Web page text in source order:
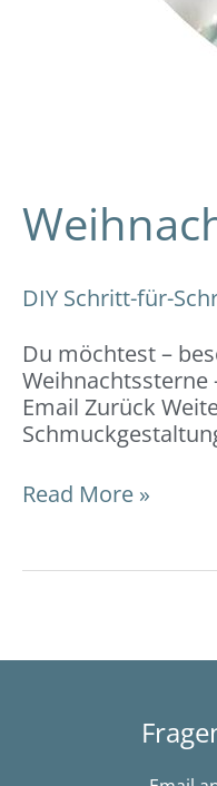
DIY Schritt-für-
Du möchtest –
Weihnachtssterne
Email Zurück
Read More »